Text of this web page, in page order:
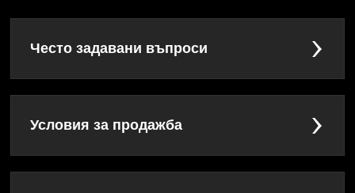
Често задавани въпроси
Условия за продажба